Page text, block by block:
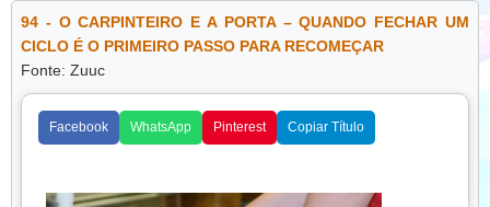
94 - O CARPINTEIRO E A PORTA – QUANDO FECHAR UM
CICLO É O PRIMEIRO PASSO PARA RECOMEÇAR
Fonte: Zuuc
Facebook WhatsApp Pinterest Copiar Título